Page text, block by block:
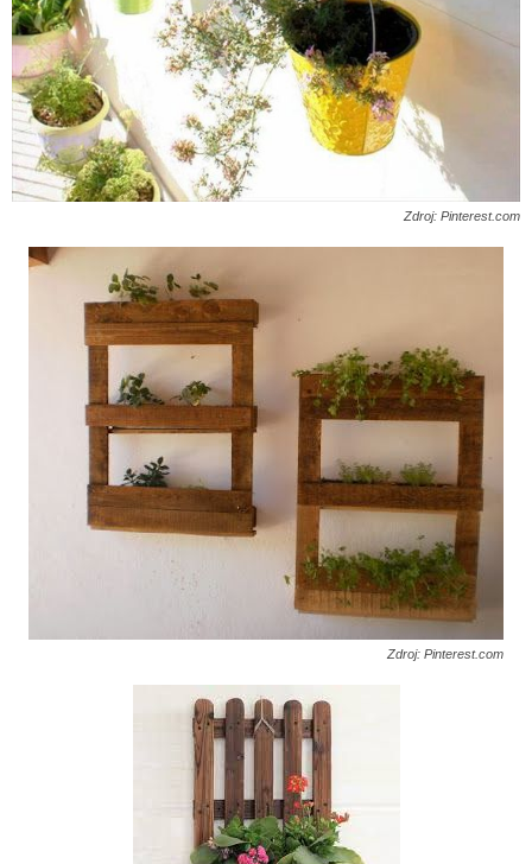
Zdroj: Pinterest.com
Zdroj: Pinterest.com